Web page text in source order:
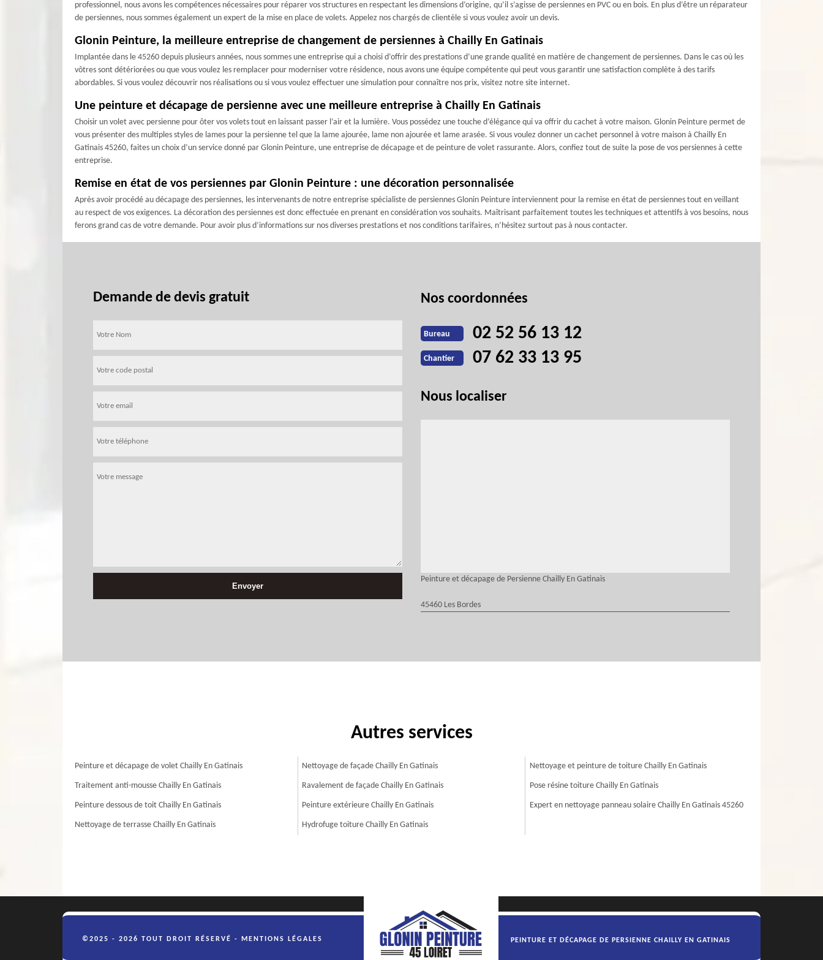
professionnel, nous avons les compétences nécessaires pour réparer vos structures en respectant les dimensions d’origine, qu’il s’agisse de persiennes en PVC ou en bois. En plus d’être un réparateur
de persiennes, nous sommes également un expert de la mise en place de volets. Appelez nos chargés de clientèle si vous voulez avoir un devis.
Glonin Peinture, la meilleure entreprise de changement de persiennes à Chailly En Gatinais
Implantée dans le 45260 depuis plusieurs années, nous sommes une entreprise qui a choisi d’offrir des prestations d’une grande qualité en matière de changement de persiennes. Dans le cas où les
vôtres sont détériorées ou que vous voulez les remplacer pour moderniser votre résidence, nous avons une équipe compétente qui peut vous garantir une satisfaction complète à des tarifs
abordables. Si vous voulez découvrir nos réalisations ou si vous voulez effectuer une simulation pour connaître nos prix, visitez notre site internet.
Une peinture et décapage de persienne avec une meilleure entreprise à Chailly En Gatinais
Choisir un volet avec persienne pour ôter vos volets tout en laissant passer l’air et la lumière. Vous possédez une touche d’élégance qui va offrir du cachet à votre maison. Glonin Peinture permet de
vous présenter des multiples styles de lames pour la persienne tel que la lame ajourée, lame non ajourée et lame arasée. Si vous voulez donner un cachet personnel à votre maison à Chailly En
Gatinais 45260, faites un choix d’un service donné par Glonin Peinture, une entreprise de décapage et de peinture de volet rassurante. Alors, confiez tout de suite la pose de vos persiennes à cette
entreprise.
Remise en état de vos persiennes par Glonin Peinture : une décoration personnalisée
Après avoir procédé au décapage des persiennes, les intervenants de notre entreprise spécialiste de persiennes Glonin Peinture interviennent pour la remise en état de persiennes tout en veillant
au respect de vos exigences. La décoration des persiennes est donc effectuée en prenant en considération vos souhaits. Maîtrisant parfaitement toutes les techniques et attentifs à vos besoins, nous
ferons grand cas de votre demande. Pour avoir plus d’informations sur nos diverses prestations et nos conditions tarifaires, n’hésitez surtout pas à nous contacter.
Demande de devis gratuit Nos coordonnées
Bureau 02 52 56 13 12
Chantier 07 62 33 13 95
Nous localiser
Peinture et décapage de Persienne Chailly En Gatinais
45460 Les Bordes
Autres services
Peinture et décapage de volet Chailly En Gatinais
Traitement anti-mousse Chailly En Gatinais
Peinture dessous de toit Chailly En Gatinais
Nettoyage de terrasse Chailly En Gatinais
Nettoyage de façade Chailly En Gatinais
Ravalement de façade Chailly En Gatinais
Peinture extérieure Chailly En Gatinais
Hydrofuge toiture Chailly En Gatinais
Nettoyage et peinture de toiture Chailly En Gatinais
Pose résine toiture Chailly En Gatinais
Expert en nettoyage panneau solaire Chailly En Gatinais 45260
©2025 - 2026 TOUT DROIT RÉSERVÉ - MENTIONS LÉGALES PEINTURE ET DÉCAPAGE DE PERSIENNE CHAILLY EN GATINAIS